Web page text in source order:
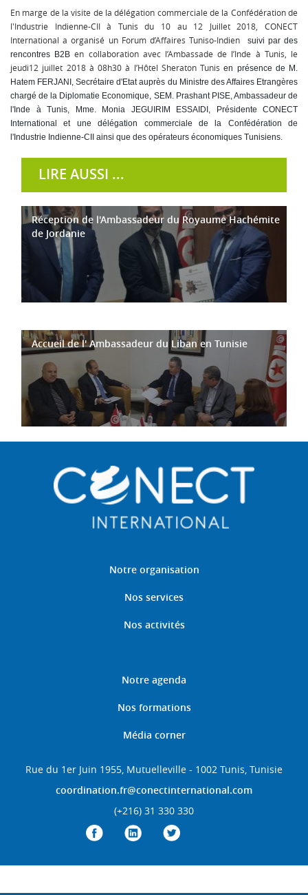
En marge de la visite de la délégation commerciale de la Confédération de
l'Industrie Indienne-CII à Tunis du 10 au 12 Juillet 2018, CONECT
International a organisé un Forum d’Affaires Tuniso-Indien
suivi par des
rencontres B2Ben collaboration avec l’Ambassade de l’Inde à Tunis, le
jeudi12 juillet 2018 à 08h30 à l’Hôtel Sheraton Tunisen présence de M.
Hatem FERJANI, Secrétaire d'Etat auprès du Ministre des Affaires Etrangères
chargé de la Diplomatie Economique, SEM. Prashant PISE, Ambassadeur de
l'Inde à Tunis, Mme. Monia JEGUIRIM ESSAIDI, Présidente CONECT
International et une délégation commerciale de la Confédération de
l'Industrie Indienne-CII ainsi que des opérateurs économiques Tunisiens.
LIRE AUSSI ...
Réception de l'Ambassadeur du Royaume Hachémite
de Jordanie
Accueil de l' Ambassadeur du Liban en Tunisie
Notre organisation
Nos services
Nos activités
Notre agenda
Nos formations
Média corner
Rue du 1er Juin 1955, Mutuelleville - 1002 Tunis, Tunisie
coordination.fr@conectinternational.com
(+216) 31 330 330